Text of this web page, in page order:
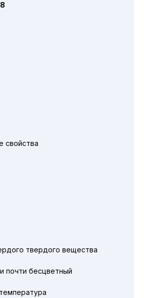
свойства
твердого вещества
почти бесцветный